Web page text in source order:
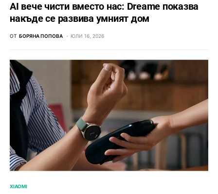
AI вече чисти вместо нас: Dreame показва
накъде се развива умният дом
ОТ БОРЯНА ПОПОВА ЮЛИ 16, 2026
XIAOMI